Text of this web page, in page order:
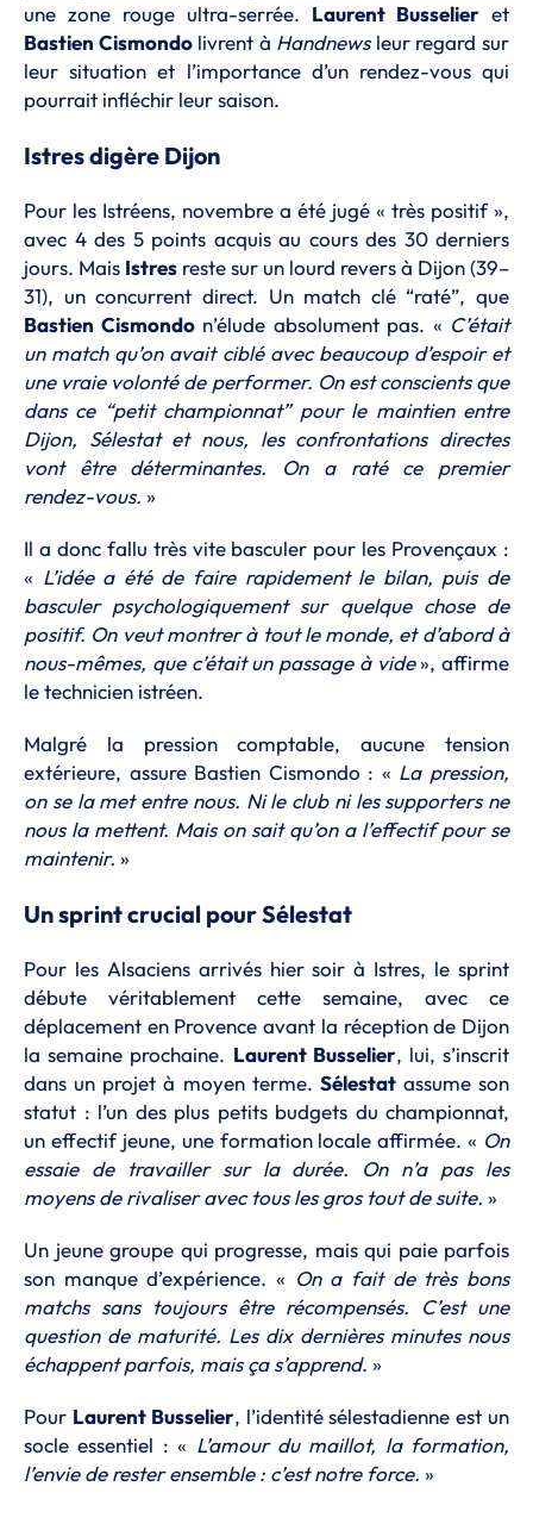
une zone rouge ultra-serrée. Laurent Busselier et
Bastien Cismondolivrent à Handnewsleur regard sur
leur situation et l’importance d’un rendez-vous qui
pourrait infléchir leur saison.
Istres digère Dijon
Pour les Istréens, novembre a été jugé « très positif »,
avec 4 des 5 points acquis au cours des 30 derniers
jours. Mais Istres reste sur un lourd revers à Dijon (39–
31), un concurrent direct. Un match clé “raté”, que
Bastien Cismondon’élude absolument pas. « C’était
un match qu’on avait ciblé avec beaucoup d’espoir et
une vraie volonté de performer. On est conscients que
dans ce “petit championnat” pour le maintien entre
Dijon, Sélestat et nous, les confrontations directes
vont être déterminantes. On a raté ce premier
rendez-vous. »
Il a donc fallu très vite basculer pour les Provençaux :
« L’idée a été de faire rapidement le bilan, puis de
basculer psychologiquement sur quelque chose de
positif. On veut montrer à tout le monde, et d’abord à
nous-mêmes, que c’était un passage à vide», affirme
le technicien istréen.
Malgré la pression comptable, aucune tension
extérieure, assure Bastien Cismondo : « La pression,
on se la met entre nous. Ni le club ni les supporters ne
nous la mettent. Mais on sait qu’on a l’effectif pour se
maintenir. »
Un sprint crucial pour Sélestat
Pour les Alsaciens arrivés hier soir à Istres, le sprint
débute véritablement cette semaine, avec ce
déplacement en Provence avant la réception de Dijon
la semaine prochaine. Laurent Busselier, lui, s’inscrit
dans un projet à moyen terme. Sélestatassume son
statut : l’un des plus petits budgets du championnat,
un effectif jeune, une formation locale affirmée. « On
essaie de travailler sur la durée. On n’a pas les
moyens de rivaliser avec tous les gros tout de suite. »
Un jeune groupe qui progresse, mais qui paie parfois
son manque d’expérience. « On a fait de très bons
matchs sans toujours être récompensés. C’est une
question de maturité. Les dix dernières minutes nous
échappent parfois, mais ça s’apprend. »
Pour Laurent Busselier, l’identité sélestadienne est un
socle essentiel : « L’amour du maillot, la formation,
l’envie de rester ensemble : c’est notre force. »